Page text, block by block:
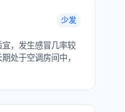
少发
，发生感冒几率较
处于空调房间中，